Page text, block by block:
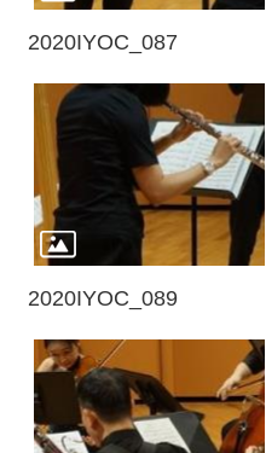
2020IYOC_087
2020IYOC_089